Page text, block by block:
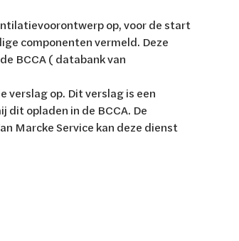
op, voor de start
componenten vermeld. Deze
BCCA ( databank van
op. Dit verslag is een
opladen in de BCCA. De
Marcke Service kan deze dienst